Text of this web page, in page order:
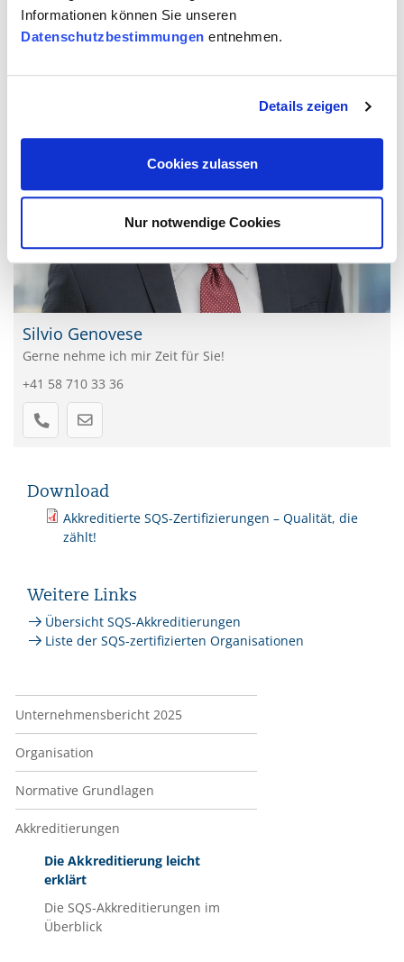
Informationen können Sie unseren
Datenschutzbestimmungen entnehmen.
Details zeigen
Cookies zulassen
Nur notwendige Cookies
Silvio Genovese
Gerne nehme ich mir Zeit für Sie!
+41 58 710 33 36
Download
Akkreditierte SQS-Zertifizierungen – Qualität, die
zählt!
Weitere Links
Übersicht SQS-Akkreditierungen
Liste der SQS-zertifizierten Organisationen
Navigation Über uns
Unternehmensbericht 2025
Organisation
Normative Grundlagen
Akkreditierungen
Die Akkreditierung leicht
erklärt
Die SQS-Akkreditierungen im
Überblick